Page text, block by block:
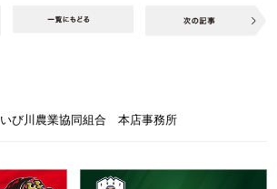
いび川農業協同組合 本店事務所